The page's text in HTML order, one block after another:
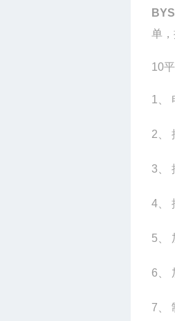
单
10
1
2
3
4
5
6
7